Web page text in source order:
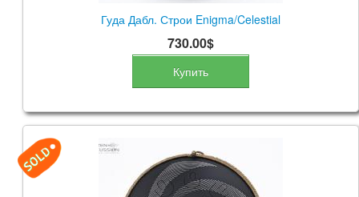
Гуда Дабл. Строи Enigma/Celestial
730.00$
Купить